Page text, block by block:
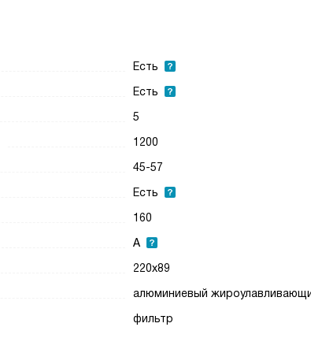
Есть
Есть
5
1200
45-57
Есть
160
A
220х89
алюминиевый
фильтр